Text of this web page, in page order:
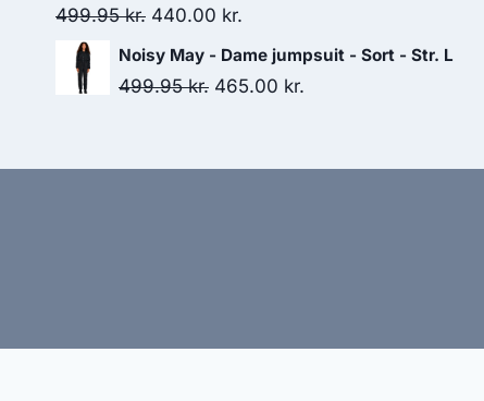
200.00 kr..
499.95kr. Original
price
was:
440.00 kr.
price
is:
Noisy May - Dame jumpsuit - Sort - Str. L
499.95kr. Original
465.00 kr.